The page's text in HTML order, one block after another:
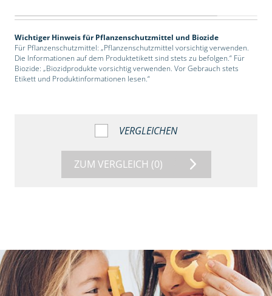
Wichtiger Hinweis für Pflanzenschutzmittel und Biozide
Für Pflanzenschutzmittel: „Pflanzenschutzmittel vorsichtig verwenden.
Die Informationen auf dem Produktetikett sind stets zu befolgen.“ Für
Biozide: „Biozidprodukte vorsichtig verwenden. Vor Gebrauch stets
Etikett und Produktinformationen lesen.“
VERGLEICHEN
ZUM VERGLEICH (0)